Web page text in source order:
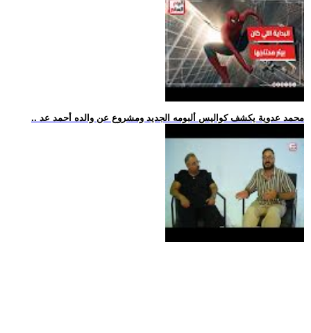
.. محمد عدوية يكشف كواليس ألبومه الجديد ومشروع عن والده أحمد عد